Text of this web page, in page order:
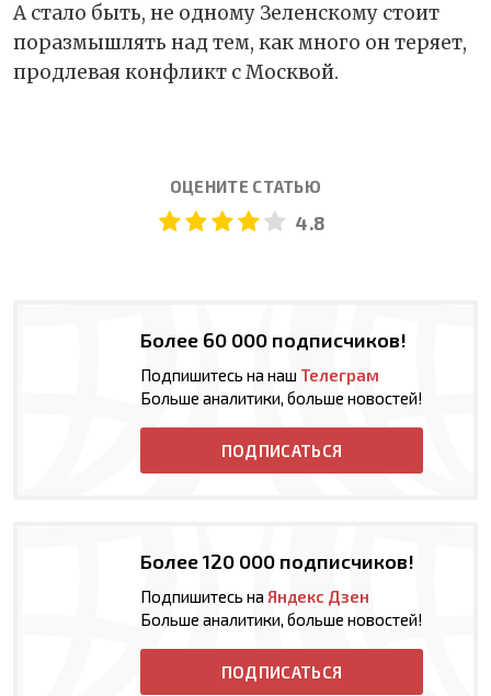
А стало быть, не одному Зеленскому стоит
поразмышлять над тем, как много он теряет,
продлевая конфликт с Москвой.
ОЦЕНИТЕ СТАТЬЮ
4.8
Более 60 000 подписчиков!
Подпишитесь на наш Телеграм
Больше аналитики, больше новостей!
ПОДПИСАТЬСЯ
Более 120 000 подписчиков!
Подпишитесь на Яндекс Дзен
Больше аналитики, больше новостей!
ПОДПИСАТЬСЯ